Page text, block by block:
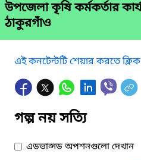
উপজেলা কৃষি কর্মকর্তার
ঠাকুরগাঁও
এই কনটেন্টটি শেয়ার করতে
গল্প নয় সত্যি
এডভান্সড অপশনগুলো দেখান